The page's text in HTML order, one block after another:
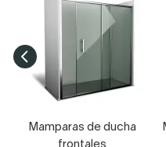
Mamparas de ducha